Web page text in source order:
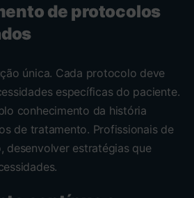
de protocolos
única. Cada protocolo deve
específicas do paciente.
conhecimento da história
de tratamento. Profissionais de
desenvolver estratégias que